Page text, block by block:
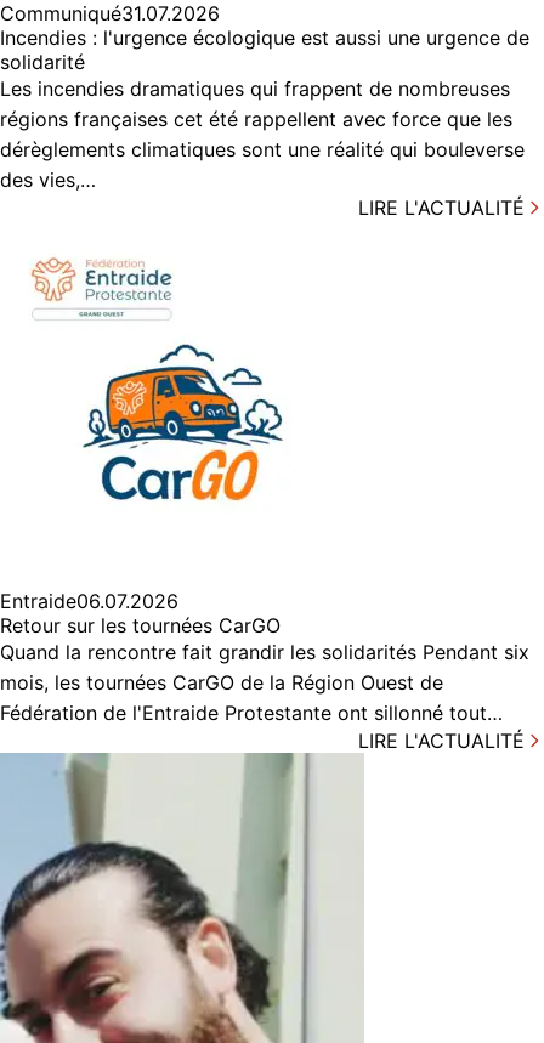
Communiqué31.07.2026
Incendies : l'urgence écologique est aussi une urgence de
solidarité
Les incendies dramatiques qui frappent de nombreuses
régions françaises cet été rappellent avec force que les
dérèglements climatiques sont une réalité qui bouleverse
des vies,…
LIRE L'ACTUALITÉ
Entraide06.07.2026
Retour sur les tournées CarGO
Quand la rencontre fait grandir les solidarités Pendant six
mois, les tournées CarGO de la Région Ouest de
Fédération de l'Entraide Protestante ont sillonné tout…
LIRE L'ACTUALITÉ